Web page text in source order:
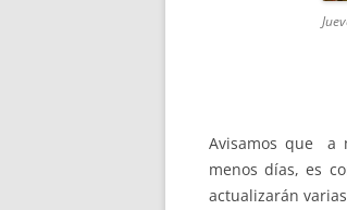
Avisamos que a
menos días, es
actualizarán